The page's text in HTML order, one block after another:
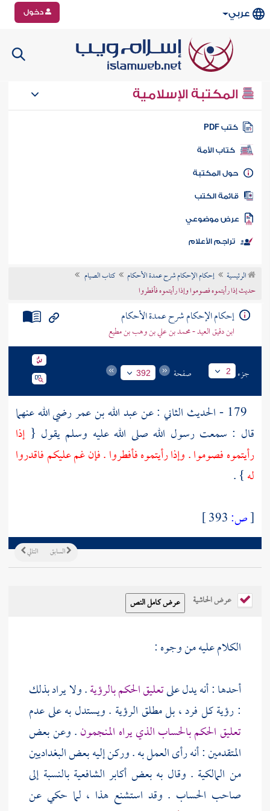
عربي دخول
المكتبة الإسلامية
كتب PDF
كتاب الأمة
المكتبة
الكتب
موضوعي
تراجم الأعلام
الرئيسية إحكام الإحكام شرح عمدة الأحكام
كتاب الصيام
حديث إذا رأيتموه فصوموا وإذا رأيتموه فأفطروا
إحكام الإحكام شرح عمدة الأحكام
ابن دقيق العيد - محمد بن علي بن وهب بن مطيع
جزء 2 صفحة 392
عبد الله بن عمررضي الله عنهما
قال : سمعت رسول الله صلى الله عليه وسلم يقول {إذا
رأيتموه فصوموا . وإذا رأيتموه فأفطروا . فإن غم عليكم فاقدروا
له} .
[ص:
التالي السابق
عرض الحاشية
الكلام عليه من وجوه :
أحدها : أنه يدل علىتعليق الحكم بالرؤية. ولا يراد بذلك
: رؤية كل فرد ، بل مطلق الرؤية . ويستدل به على عدم
تعليق الحكم بالحساب الذي يراه المنجمون. وعن بعض
المتقدمين : أنه رأى العمل به . وركن إليه بعضالبغداديين
من المالكية . وقال به بعض أكابر الشافعية بالنسبة إلى
صاحب الحساب . وقد استشنع هذا ، لما حكي عن